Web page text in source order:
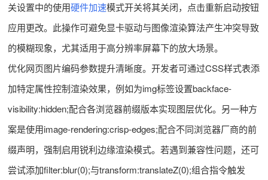
关设置中的使用硬件加速模式开关将其关闭，点击重新启动按钮
应用更改。此操作可避免显卡驱动与图像渲染算法产生冲突导致
的模糊现象，尤其适用于高分辨率屏幕下的放大场景。
优化网页图片编码参数提升清晰度。开发者可通过CSS样式表添
加特定属性控制渲染效果，例如为img标签设置backface-
visibility:hidden;配合各浏览器前缀版本实现图层优化。另一种方
案是使用image-rendering:crisp-edges;配合不同浏览器厂商的前
缀声明，强制启用锐利边缘渲染模式。若遇到兼容性问题，还可
尝试添加filter:blur(0);与transform:translateZ(0);组合指令触发